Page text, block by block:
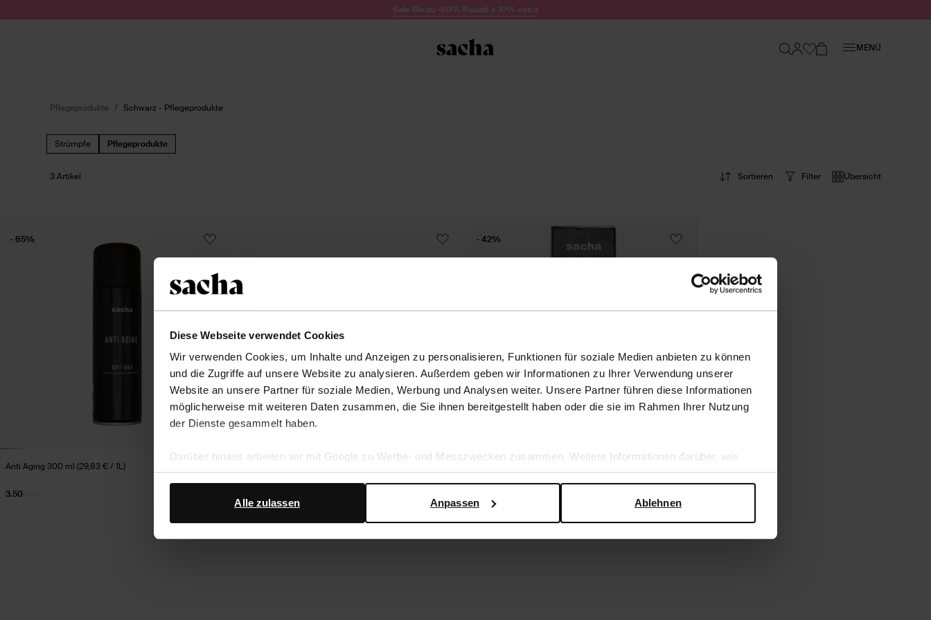
Diese Webseite verwendet Cookies
Wir verwenden Cookies, um Inhalte und Anzeigen zu personalisieren, Funktionen für soziale Medien anbieten zu können
und die Zugriffe auf unsere Website zu analysieren. Außerdem geben wir Informationen zu Ihrer Verwendung unserer
Website an unsere Partner für soziale Medien, Werbung und Analysen weiter. Unsere Partner führen diese Informationen
möglicherweise mit weiteren Daten zusammen, die Sie ihnen bereitgestellt haben oder die sie im Rahmen Ihrer Nutzung
der Dienste gesammelt haben.
Darüber hinaus arbeiten wir mit Google zu Werbe- und Messzwecken zusammen. Weitere Informationen darüber, wie
Google Ihre personenbezogenen Daten verwendet, finden Sie auf derSeite zur geschäftlichen Sicherheit und zum
Ablehnen
Anpassen
Alle zulassen
Sale Bis zu -60% Rabatt + 10% extra
MENÜ
Pflegeprodukte Schwarz - Pflegeprodukte
Strümpfe Pflegeprodukte
Filter Übersicht
3 Artikel Sortieren
Anti Aging 300 ml (29,83 € / 1L)
3.50
- 65% - 42%